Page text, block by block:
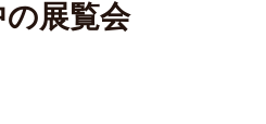
の展覧会